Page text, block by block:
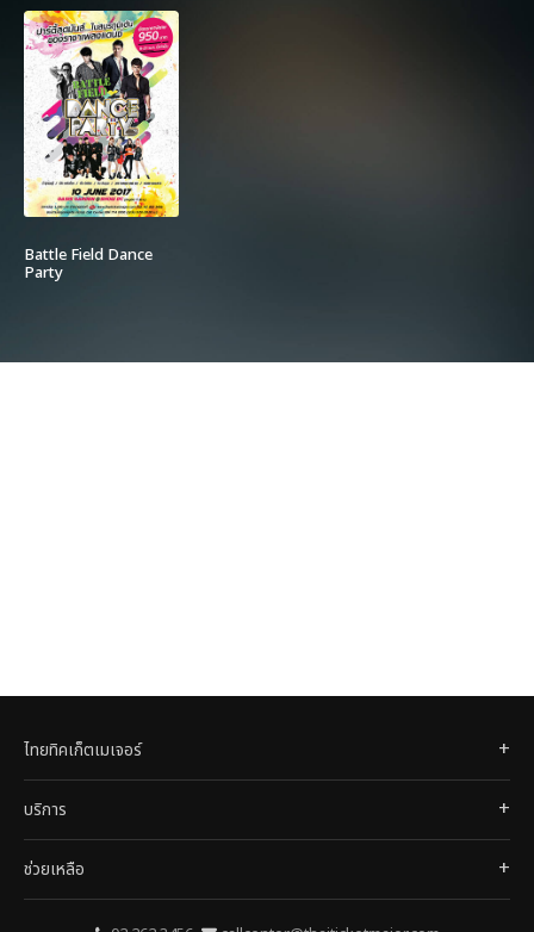
Battle Field Dance
Party
ไทยทิคเก็ตเมเจอร์
บริการ
ช่วยเหลือ